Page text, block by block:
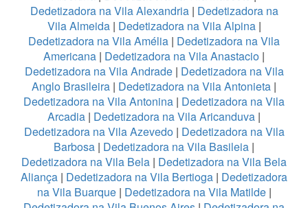
Dedetizadora na Vila Alexandria| Dedetizadora na
Vila Almeida | Dedetizadora na Vila Alpina |
Dedetizadora na Vila Amélia | Dedetizadora na Vila
Americana | Dedetizadora na Vila Anastacio |
Dedetizadora na Vila Andrade| Dedetizadora na Vila
Anglo Brasileira | Dedetizadora na Vila Antonieta |
Dedetizadora na Vila Antonina | Dedetizadora na Vila
Arcadia | Dedetizadora na Vila Aricanduva |
Dedetizadora na Vila Azevedo| Dedetizadora na Vila
Barbosa | Dedetizadora na Vila Basileia |
Dedetizadora na Vila Bela | Dedetizadora na Vila Bela
Aliança | Dedetizadora na Vila Bertioga | Dedetizadora
na Vila Buarque| Dedetizadora na Vila Matilde|